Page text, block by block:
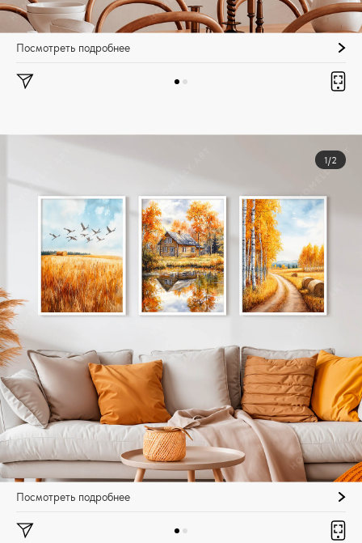
Посмотреть подробнее
1/2
Посмотреть подробнее